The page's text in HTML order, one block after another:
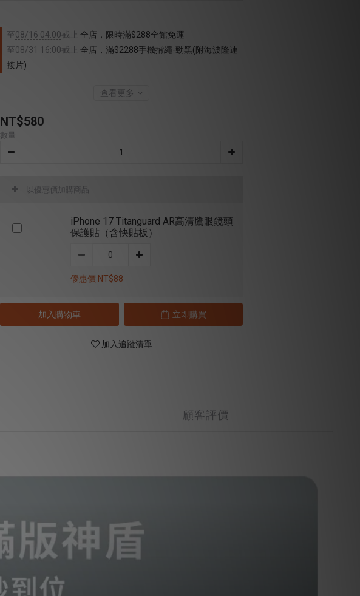
至08/16 04:00截止
全店，限時滿$288全館免運
至08/31 16:00截止
全店，滿$2288手機揹繩-勁黑(附海波隆連
接片)
查看更多
NT$580
數量
以優惠價加購商品
iPhone 17 Titanguard AR高清鷹眼鏡頭
保護貼（含快貼板）
優惠價 NT$88
加入購物車 立即購買
加入追蹤清單
顧客評價